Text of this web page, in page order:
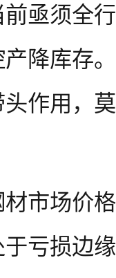
亟须全
降库存
作用，
市场价
亏损边